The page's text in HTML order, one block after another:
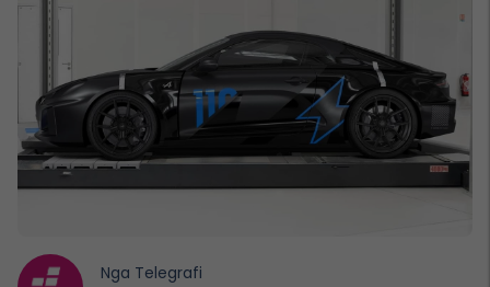
Nga Telegrafi